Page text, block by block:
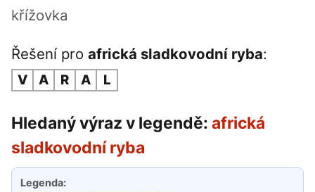
křížovka
Řešení pro africká sladkovodní ryba:
V A R A L
Hledaný výraz v legendě: africká
sladkovodní ryba